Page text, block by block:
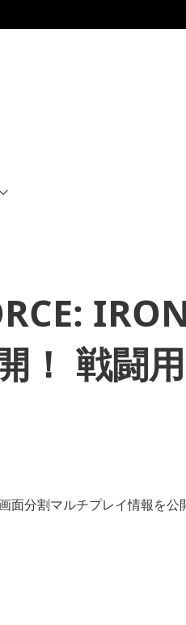
！ 戦闘